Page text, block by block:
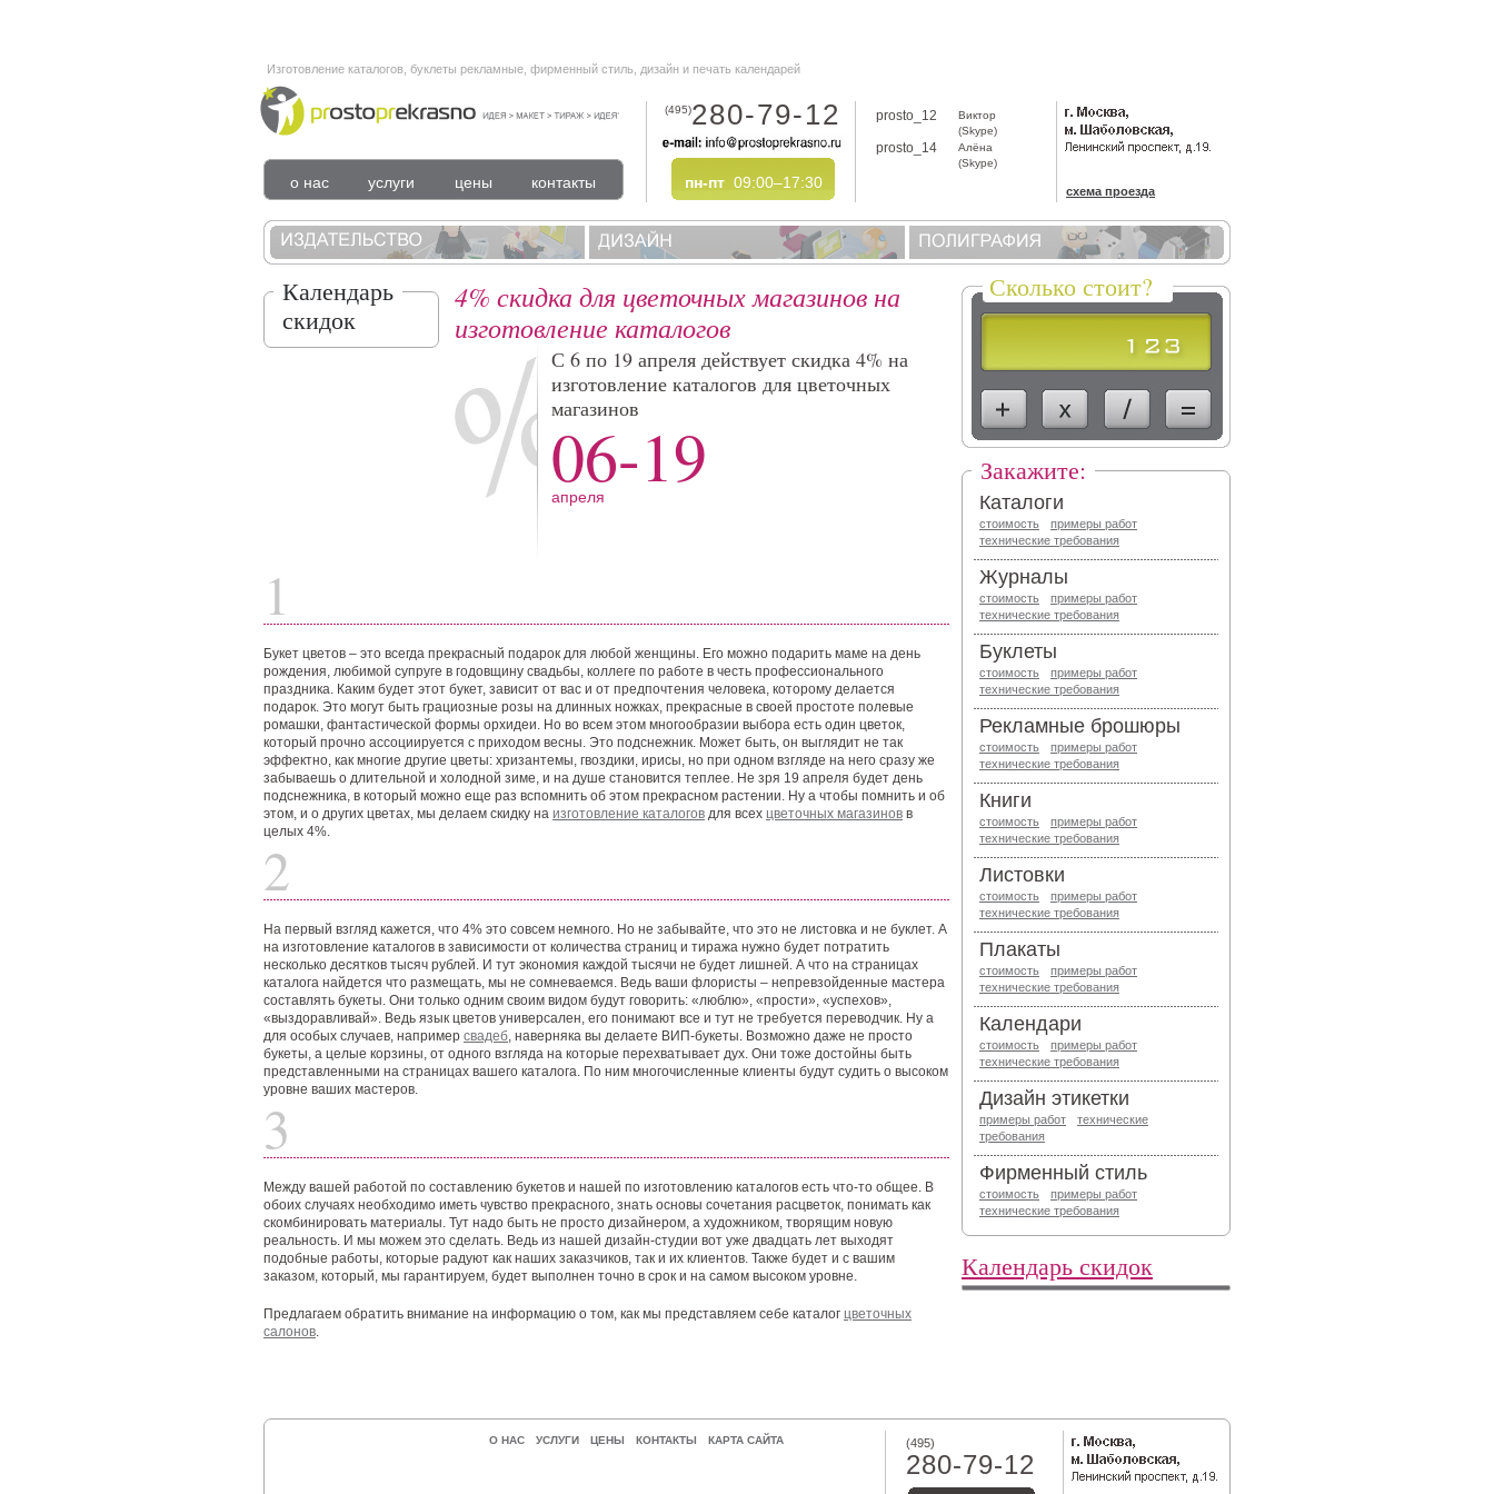
Изготовление каталогов, буклеты рекламные, фирменный стиль, дизайн и печать календарей
о нас услуги цены контакты
(495)280-79-12
пн-пт 09:00–17:30
prosto_12
Виктор
(Skype)
prosto_14
Алёна
(Skype)
схема проезда
Календарь
скидок
4% скидка для цветочных магазинов на
изготовление каталогов
С 6 по 19 апреля действует скидка 4% на
изготовление каталогов для цветочных
магазинов
06-19
апреля
1
Букет цветов – это всегда прекрасный подарок для любой женщины. Его можно подарить маме на день
рождения, любимой супруге в годовщину свадьбы, коллеге по работе в честь профессионального
праздника. Каким будет этот букет, зависит от вас и от предпочтения человека, которому делается
подарок. Это могут быть грациозные розы на длинных ножках, прекрасные в своей простоте полевые
ромашки, фантастической формы орхидеи. Но во всем этом многообразии выбора есть один цветок,
который прочно ассоциируется с приходом весны. Это подснежник. Может быть, он выглядит не так
эффектно, как многие другие цветы: хризантемы, гвоздики, ирисы, но при одном взгляде на него сразу же
забываешь о длительной и холодной зиме, и на душе становится теплее. Не зря 19 апреля будет день
подснежника, в который можно еще раз вспомнить об этом прекрасном растении. Ну а чтобы помнить и об
этом, и о других цветах, мы делаем скидку на изготовление каталогов для всех цветочных магазинов в
целых 4%.
2
На первый взгляд кажется, что 4% это совсем немного. Но не забывайте, что это не листовка и не буклет. А
на изготовление каталогов в зависимости от количества страниц и тиража нужно будет потратить
несколько десятков тысяч рублей. И тут экономия каждой тысячи не будет лишней. А что на страницах
каталога найдется что размещать, мы не сомневаемся. Ведь ваши флористы – непревзойденные мастера
составлять букеты. Они только одним своим видом будут говорить: «люблю», «прости», «успехов»,
«выздоравливай». Ведь язык цветов универсален, его понимают все и тут не требуется переводчик. Ну а
для особых случаев, например свадеб, наверняка вы делаете ВИП-букеты. Возможно даже не просто
букеты, а целые корзины, от одного взгляда на которые перехватывает дух. Они тоже достойны быть
представленными на страницах вашего каталога. По ним многочисленные клиенты будут судить о высоком
уровне ваших мастеров.
3
Между вашей работой по составлению букетов и нашей по изготовлению каталогов есть что-то общее. В
обоих случаях необходимо иметь чувство прекрасного, знать основы сочетания расцветок, понимать как
скомбинировать материалы. Тут надо быть не просто дизайнером, а художником, творящим новую
реальность. И мы можем это сделать. Ведь из нашей дизайн-студии вот уже двадцать лет выходят
подобные работы, которые радуют как наших заказчиков, так и их клиентов. Также будет и с вашим
заказом, который, мы гарантируем, будет выполнен точно в срок и на самом высоком уровне.
Предлагаем обратить внимание на информацию о том, как мы представляем себе каталог цветочных
салонов.
Сколько стоит?
Закажите:
Каталоги
стоимость
примеры работ
технические требования
Журналы
стоимость
примеры работ
технические требования
Буклеты
стоимость
примеры работ
технические требования
Рекламные брошюры
стоимость
примеры работ
технические требования
Книги
стоимость
примеры работ
технические требования
Листовки
стоимость
примеры работ
технические требования
Плакаты
стоимость
примеры работ
технические требования
Календари
стоимость
примеры работ
технические требования
Дизайн этикетки
примеры работ
технические
требования
Фирменный стиль
стоимость
примеры работ
технические требования
Календарь скидок
О НАС УСЛУГИ ЦЕНЫ КОНТАКТЫ КАРТА САЙТА (495)
280-79-12